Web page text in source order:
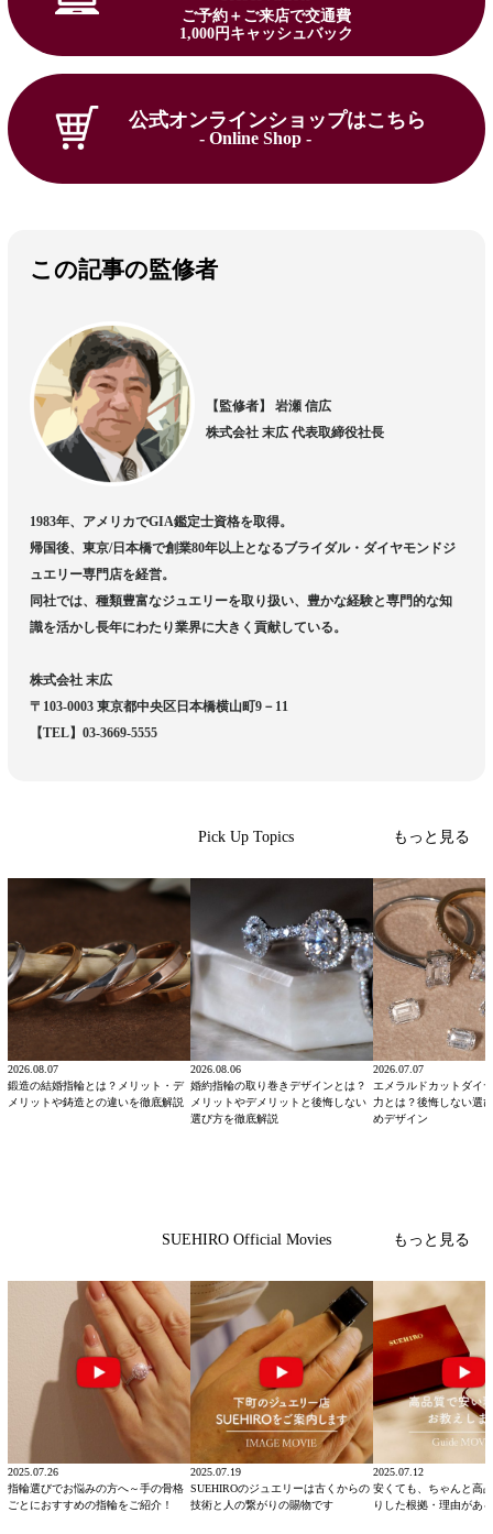
ご予約＋ご来店で交通費
1,000円キャッシュバック
公式オンラインショップはこちら
- Online Shop -
この記事の監修者
【監修者】 岩瀬 信広
株式会社 末広 代表取締役社長
1983年、アメリカでGIA鑑定士資格を取得。
帰国後、東京/日本橋で創業80年以上となるブライダル・ダイヤモンドジ
ュエリー専門店を経営。
同社では、種類豊富なジュエリーを取り扱い、豊かな経験と専門的な知
識を活かし長年にわたり業界に大きく貢献している。
株式会社 末広
〒103-0003 東京都中央区日本橋横山町9－11
【TEL】03-3669-5555
Pick Up Topics もっと見る
2026.08.07
鍛造の結婚指輪とは？メリット・デ
メリットや鋳造との違いを徹底解説
2026.08.06
婚約指輪の取り巻きデザインとは？
メリットやデメリットと後悔しない
選び方を徹底解説
2026.07.07
エメラルドカットダイ
力とは？後悔しない選
めデザイン
SUEHIRO Official Movies もっと見る
2025.07.26
指輪選びでお悩みの方へ～手の骨格
ごとにおすすめの指輪をご紹介！
2025.07.19
SUEHIROのジュエリーは古くからの
技術と人の繋がりの賜物です
2025.07.12
安くても、ちゃんと高
りした根拠・理由があ